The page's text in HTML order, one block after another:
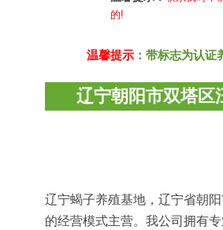
的!
温馨提示：带标志为认证
辽宁朝阳市双塔区
辽宁蝎子养殖基地，辽宁省朝
的经营模式主营。我公司拥有